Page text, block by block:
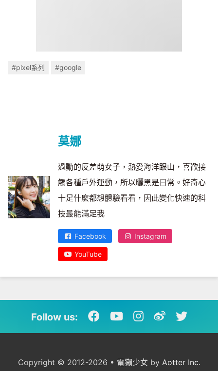
#pixel系列 #google
莫娜
過動的反差萌女子，熱愛海洋跟山，喜歡接
觸各種戶外運動，所以曬黑是日常。好奇心
十足什麼都想體驗看看，因此變化快速的科
技最能滿足我
Facebook Instagram
YouTube
Follow us:
Copyright © 2012-2026 • 電獺少女 by Aotter Inc.